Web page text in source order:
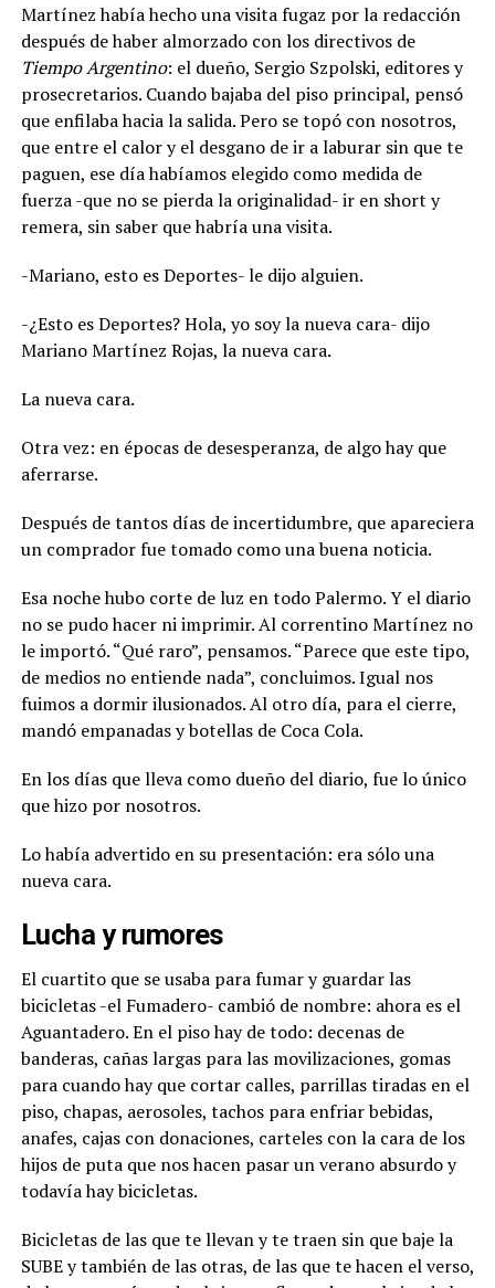
Martínez había hecho una visita fugaz por la redacción
después de haber almorzado con los directivos de
Tiempo Argentino: el dueño, Sergio Szpolski, editores y
prosecretarios. Cuando bajaba del piso principal, pensó
que enfilaba hacia la salida. Pero se topó con nosotros,
que entre el calor y el desgano de ir a laburar sin que te
paguen, ese día habíamos elegido como medida de
fuerza -que no se pierda la originalidad- ir en short y
remera, sin saber que habría una visita.
-Mariano, esto es Deportes- le dijo alguien.
-¿Esto es Deportes? Hola, yo soy la nueva cara- dijo
Mariano Martínez Rojas, la nueva cara.
La nueva cara.
Otra vez: en épocas de desesperanza, de algo hay que
aferrarse.
Después de tantos días de incertidumbre, que apareciera
un comprador fue tomado como una buena noticia.
Esa noche hubo corte de luz en todo Palermo. Y el diario
no se pudo hacer ni imprimir. Al correntino Martínez no
le importó. “Qué raro”, pensamos. “Parece que este tipo,
de medios no entiende nada”, concluimos. Igual nos
fuimos a dormir ilusionados. Al otro día, para el cierre,
mandó empanadas y botellas de Coca Cola.
En los días que lleva como dueño del diario, fue lo único
que hizo por nosotros.
Lo había advertido en su presentación: era sólo una
nueva cara.
Lucha y rumores
El cuartito que se usaba para fumar y guardar las
bicicletas -el Fumadero- cambió de nombre: ahora es el
Aguantadero. En el piso hay de todo: decenas de
banderas, cañas largas para las movilizaciones, gomas
para cuando hay que cortar calles, parrillas tiradas en el
piso, chapas, aerosoles, tachos para enfriar bebidas,
anafes, cajas con donaciones, carteles con la cara de los
hijos de puta que nos hacen pasar un verano absurdo y
todavía hay bicicletas.
Bicicletas de las que te llevan y te traen sin que baje la
SUBE y también de las otras, de las que te hacen el verso,